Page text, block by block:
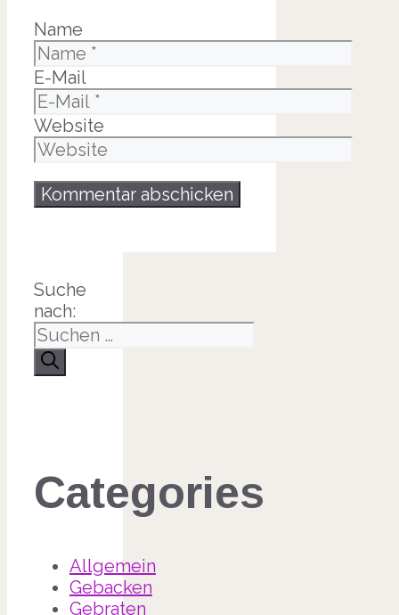
Name
E-Mail
Website
Suche
nach:
Categories
Allgemein
Gebacken
Gebraten